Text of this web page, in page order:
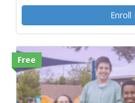
Enroll
Free